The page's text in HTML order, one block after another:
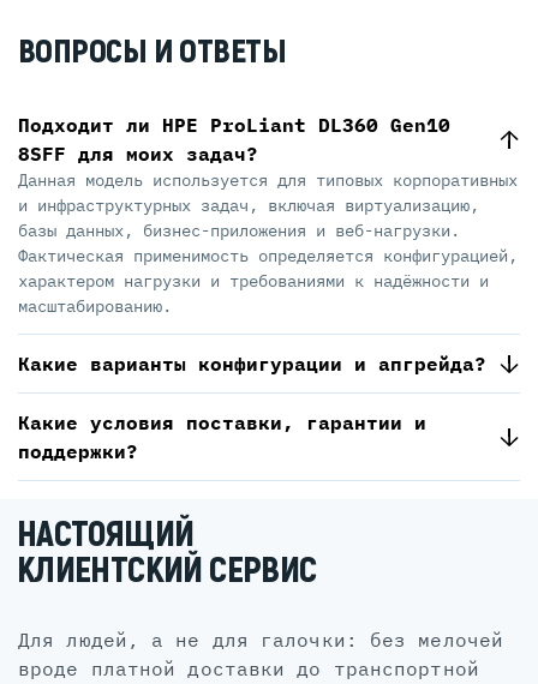
ВОПРОСЫ И ОТВЕТЫ
Подходит ли HPE ProLiant DL360 Gen10
8SFF для моих задач?
Данная модель используется для типовых корпоративных
и инфраструктурных задач, включая виртуализацию,
базы данных, бизнес-приложения и веб-нагрузки.
Фактическая применимость определяется конфигурацией,
характером нагрузки и требованиями к надёжности и
масштабированию.
Какие варианты конфигурации и апгрейда?
Какие условия поставки, гарантии и
поддержки?
НАСТОЯЩИЙ
КЛИЕНТСКИЙ СЕРВИС
для людей, а не для галочки: без мелочей
вроде платной доставки до транспортной